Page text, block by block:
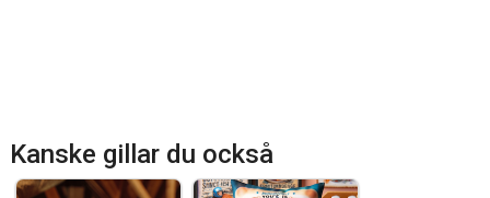
Kanske gillar du också